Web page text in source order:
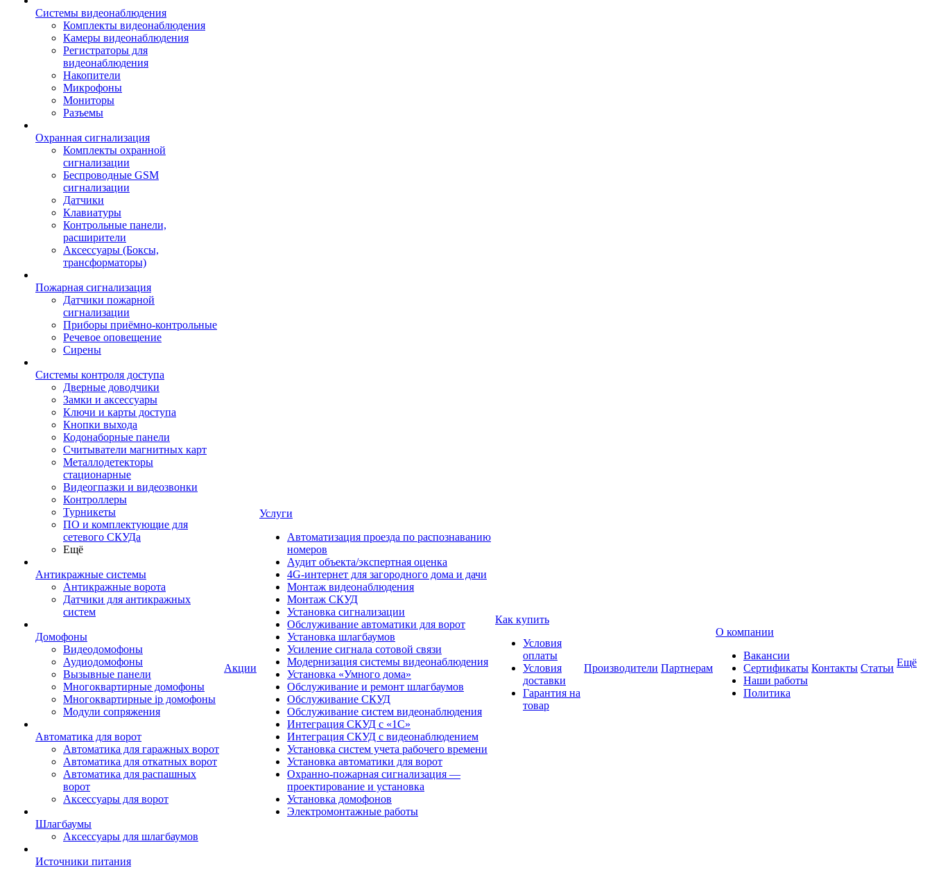
Системы видеонаблюдения
Комплекты видеонаблюдения
Камеры видеонаблюдения
Регистраторы для
видеонаблюдения
Накопители
Микрофоны
Мониторы
Разъемы
Охранная сигнализация
Комплекты охранной
сигнализации
Беспроводные GSM
сигнализации
Датчики
Клавиатуры
Контрольные панели,
расширители
Аксессуары (Боксы,
трансформаторы)
Пожарная сигнализация
Датчики пожарной
сигнализации
Приборы приёмно-контрольные
Речевое оповещение
Сирены
Системы контроля доступа
Дверные доводчики
Замки и аксессуары
Ключи и карты доступа
Кнопки выхода
Кодонаборные панели
Считыватели магнитных карт
Металлодетекторы
стационарные
Видеогпазки и видеозвонки
Контроллеры
Турникеты
ПО и комплектующие для
сетевого СКУДа
Ещё
Антикражные системы
Антикражные ворота
Датчики для антикражных
систем
Домофоны
Видеодомофоны
Аудиодомофоны
Вызывные панели
Многоквартирные домофоны
Многоквартирные ip домофоны
Модули сопряжения
Автоматика для ворот
Автоматика для гаражных ворот
Автоматика для откатных ворот
Автоматика для распашных
ворот
Аксессуары для ворот
Шлагбаумы
Аксессуары для шлагбаумов
Источники питания
Акции
Услуги
Автоматизация проезда по распознаванию
номеров
Аудит объекта/экспертная оценка
4G-интернет для загородного дома и дачи
Монтаж видеонаблюдения
Монтаж СКУД
Установка сигнализации
Обслуживание автоматики для ворот
Установка шлагбаумов
Усиление сигнала сотовой связи
Модернизация системы видеонаблюдения
Установка «Умного дома»
Обслуживание и ремонт шлагбаумов
Обслуживание СКУД
Обслуживание систем видеонаблюдения
Интеграция СКУД с «1С»
Интеграция СКУД с видеонаблюдением
Установка систем учета рабочего времени
Установка автоматики для ворот
Охранно-пожарная сигнализация —
проектирование и установка
Установка домофонов
Электромонтажные работы
Как купить
Условия
оплаты
Условия
доставки
Гарантия на
товар
Производители Партнерам
О компании
Вакансии
Сертификаты
Наши работы
Политика
Контакты Статьи Ещё